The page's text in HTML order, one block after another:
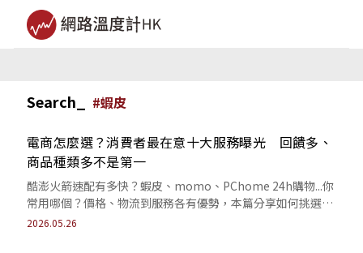
Search_ #蝦皮
電商怎麼選？消費者最在意十大服務曝光 回饋多、
商品種類多不是第一
酷澎火箭速配有多快？蝦皮、momo、PChome 24h購物...你
常用哪個？價格、物流到服務各有優勢，本篇分享如何挑選最
符合你需求的選擇。
2026.05.26